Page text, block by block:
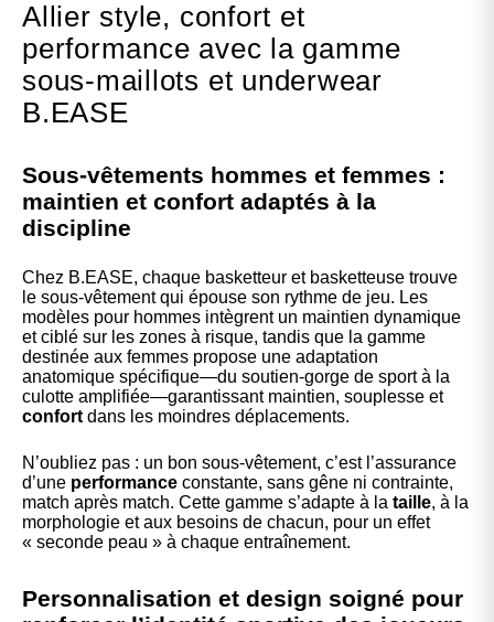
Allier style, confort et
performance avec la gamme
sous-maillots et underwear
B.EASE
Sous-vêtements hommes et femmes :
maintien et confort adaptés à la
discipline
Chez B.EASE, chaque basketteur et basketteuse trouve
le sous-vêtement qui épouse son rythme de jeu. Les
modèles pour hommes intègrent un maintien dynamique
et ciblé sur les zones à risque, tandis que la gamme
destinée aux femmes propose une adaptation
anatomique spécifique—du soutien-gorge de sport à la
culotte amplifiée—garantissant maintien, souplesse et
confort dans les moindres déplacements.
N’oubliez pas : un bon sous-vêtement, c’est l’assurance
d’une performance constante, sans gêne ni contrainte,
match après match. Cette gamme s’adapte à la taille, à la
morphologie et aux besoins de chacun, pour un effet
« seconde peau » à chaque entraînement.
Personnalisation et design soigné pour